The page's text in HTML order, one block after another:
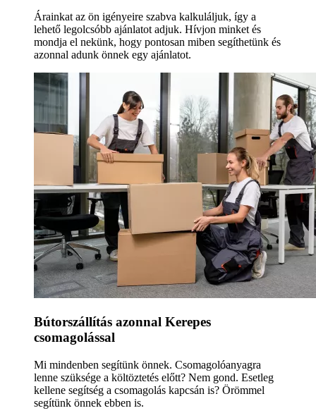
Árainkat az ön igényeire szabva kalkuláljuk, így a
lehető legolcsóbb ajánlatot adjuk. Hívjon minket és
mondja el nekünk, hogy pontosan miben segíthetünk és
azonnal adunk önnek egy ajánlatot.
Bútorszállítás azonnal Kerepes
csomagolással
Mi mindenben segítünk önnek. Csomagolóanyagra
lenne szüksége a költöztetés előtt? Nem gond. Esetleg
kellene segítség a csomagolás kapcsán is? Örömmel
segítünk önnek ebben is.